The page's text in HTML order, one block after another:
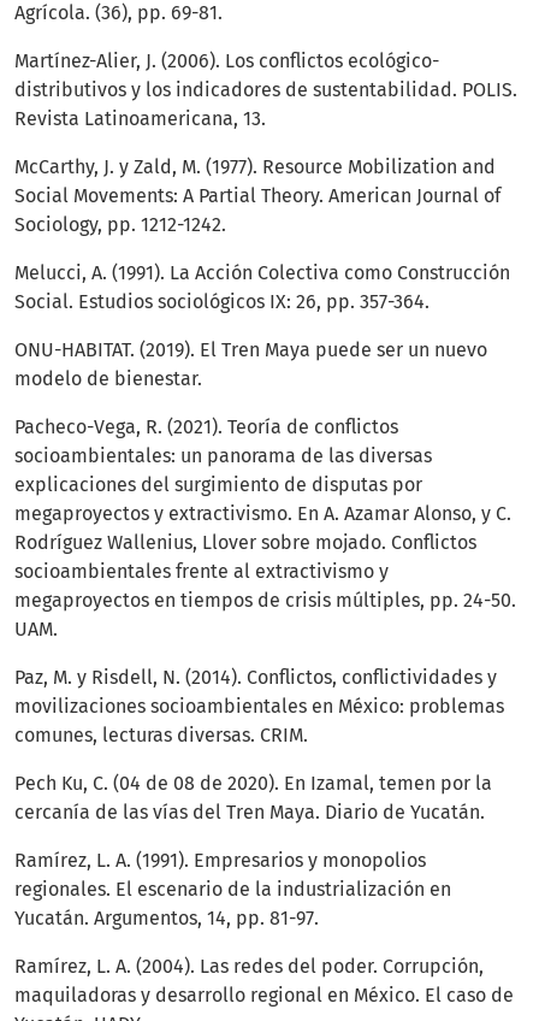
Agrícola. (36), pp. 69-81.
Martínez-Alier, J. (2006). Los conflictos ecológico-
distributivos y los indicadores de sustentabilidad. POLIS.
Revista Latinoamericana, 13.
McCarthy, J. y Zald, M. (1977). Resource Mobilization and
Social Movements: A Partial Theory. American Journal of
Sociology, pp. 1212-1242.
Melucci, A. (1991). La Acción Colectiva como Construcción
Social. Estudios sociológicos IX: 26, pp. 357-364.
ONU-HABITAT. (2019). El Tren Maya puede ser un nuevo
modelo de bienestar.
Pacheco-Vega, R. (2021). Teoría de conflictos
socioambientales: un panorama de las diversas
explicaciones del surgimiento de disputas por
megaproyectos y extractivismo. En A. Azamar Alonso, y C.
Rodríguez Wallenius, Llover sobre mojado. Conflictos
socioambientales frente al extractivismo y
megaproyectos en tiempos de crisis múltiples, pp. 24-50.
UAM.
Paz, M. y Risdell, N. (2014). Conflictos, conflictividades y
movilizaciones socioambientales en México: problemas
comunes, lecturas diversas. CRIM.
Pech Ku, C. (04 de 08 de 2020). En Izamal, temen por la
cercanía de las vías del Tren Maya. Diario de Yucatán.
Ramírez, L. A. (1991). Empresarios y monopolios
regionales. El escenario de la industrialización en
Yucatán. Argumentos, 14, pp. 81-97.
Ramírez, L. A. (2004). Las redes del poder. Corrupción,
maquiladoras y desarrollo regional en México. El caso de